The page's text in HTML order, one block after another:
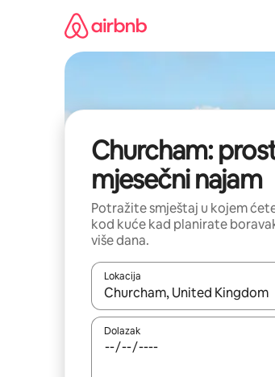
Churcham:
mjesečni najam
Potražite smještaj u kojem
kod kuće kad planirate
više dana.
Lokacija
Kada budu dostupni rezultati,
Dolazak